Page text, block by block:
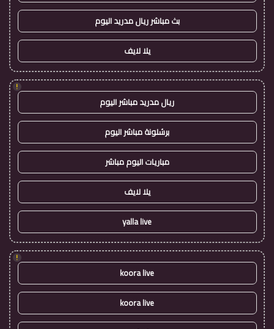
بث مباشر ريال مدريد اليوم
يلا لايف
!
ريال مدريد مباشر اليوم
برشلونة مباشر اليوم
مباريات اليوم مباشر
يلا لايف
yalla live
!
koora live
koora live